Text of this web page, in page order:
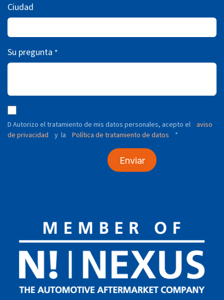
Ciudad
Su pregunta *
D Autorizo ​​el tratamiento de mis datos personales, acepto el
aviso
de privacidad
y la Política de tratamiento de datos *
Enviar